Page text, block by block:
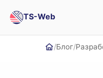
TS-Web
Главная
Блог